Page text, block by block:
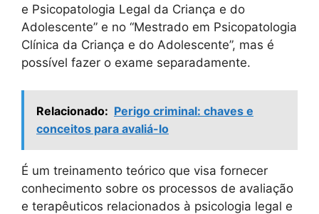
e Psicopatologia Legal da Criança e do
Adolescente” e no “Mestrado em Psicopatologia
Clínica da Criança e do Adolescente”, mas é
possível fazer o exame separadamente.
Relacionado: Perigo criminal: chaves e
conceitos para avaliá-lo
É um treinamento teórico que visa fornecer
conhecimento sobre os processos de avaliação
e terapêuticos relacionados à psicologia legal e